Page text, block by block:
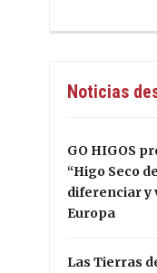
Noticias
GO HIGOS
“Higo Seco
diferenciar y
Europa
Las Tierras